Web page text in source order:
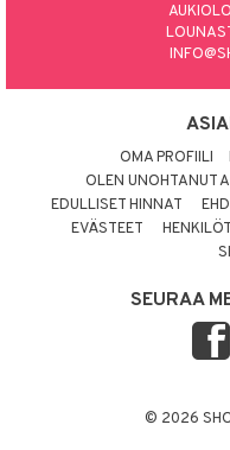
OMA PROFIILI
OLEN UNOHTANUT
EDULLISET HINNAT
EVÄSTEET
SEURAA
© 2026